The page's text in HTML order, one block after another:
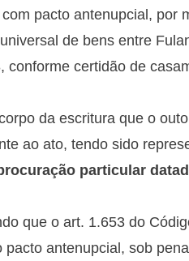
pacto antenupcial, por
de bens entre
conforme certidão de
da escritura que o
ao ato, tendo sido
particular
que o art. 1.653 do
pacto antenupcial, sob